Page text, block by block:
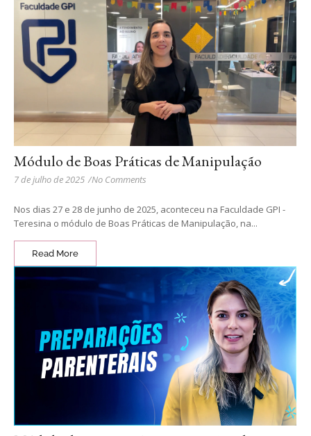
Módulo de Boas Práticas de Manipulação
7 de julho de 2025 /No Comments
Nos dias 27 e 28 de junho de 2025, aconteceu na Faculdade GPI -
Teresina o módulo de Boas Práticas de Manipulação, na...
Read More